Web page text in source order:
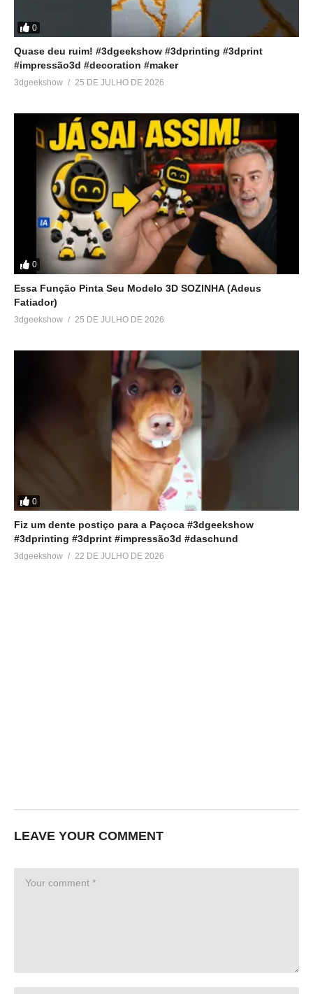
0
Quase deu ruim! #3dgeekshow #3dprinting #3dprint
#impressão3d #decoration #maker
3dgeekshow 25 DE JULHO DE 2026
0
Essa Função Pinta Seu Modelo 3D SOZINHA (Adeus
Fatiador)
3dgeekshow 25 DE JULHO DE 2026
0
Fiz um dente postiço para a Paçoca #3dgeekshow
#3dprinting #3dprint #impressão3d #daschund
3dgeekshow 22 DE JULHO DE 2026
LEAVE YOUR COMMENT